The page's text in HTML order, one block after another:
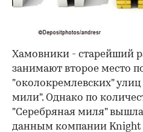
Хамовники - старейший
занимают второе место
"околокремлевских"
мили". Однако по
"Серебряная миля"
данным компании Knight